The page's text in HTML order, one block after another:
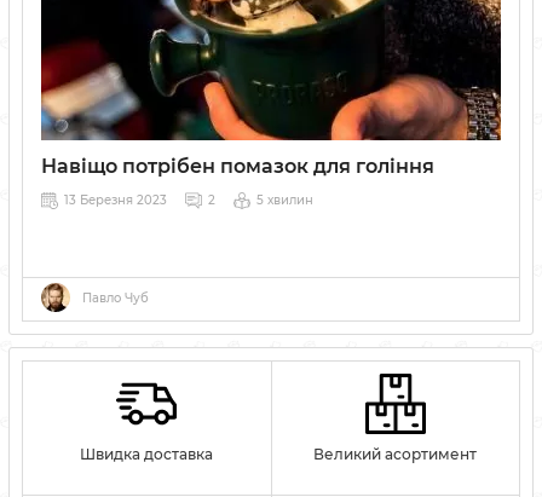
Навіщо потрібен помазок для гоління
13 Березня 2023 2 5 хвилин
Павло Чуб
Швидка доставка Великий асортимент